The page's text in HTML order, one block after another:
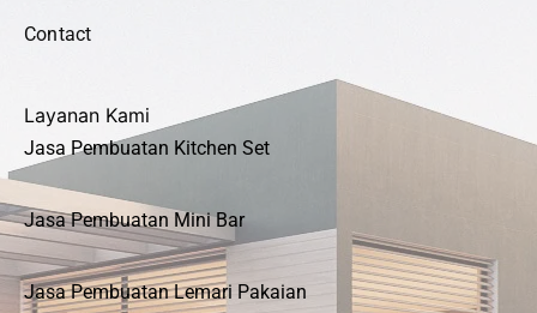
Contact
Layanan Kami
Jasa Pembuatan Kitchen Set
Jasa Pembuatan Mini Bar
Jasa Pembuatan Lemari Pakaian